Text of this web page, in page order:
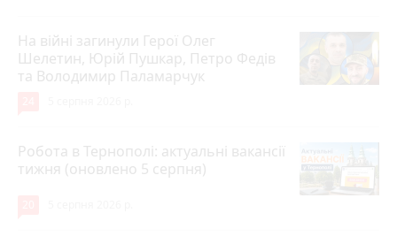
На війні загинули Герої Олег
Шелетин, Юрій Пушкар, Петро Федів
та Володимир Паламарчук
Робота в Тернополі: актуальні вакансії
тижня (оновлено 5 серпня)